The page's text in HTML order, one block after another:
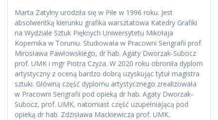
Marta Zatylny urodziła się w Pile w 1996 roku. Jest
absolwentką kierunku grafika warsztatowa Katedry Grafiki
na Wydziale Sztuk Pięknych Uniwersytetu Mikołaja
Kopernika w Toruniu. Studiowała w Pracowni Serigrafii prof.
Mirosława Pawłowskiego, dr hab. Agaty Dworzak-Subocz
prof. UMK i mgr Piotra Czyża. W 2020 roku obroniła dyplom
artystyczny z oceną bardzo dobrą uzyskując tytuł magistra
sztuki. Główną część dyplomu artystycznego zrealizowała
w Pracowni Serigrafii pod opieką dr hab. Agaty Dworzak-
Subocz, prof. UMK, natomiast część uzupełniającą pod
opieką dr hab. Zdzisława Mackiewicza prof. UMK.